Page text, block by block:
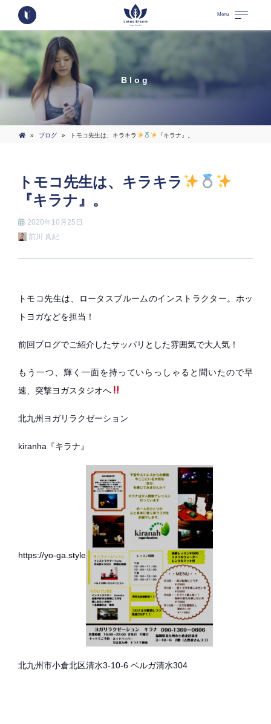
Menu
Blog
» ブログ » トモコ先生は、キラキラ 『キラナ』。
トモコ先生は、キラキラ
『キラナ』。
2020年10月25日
前川 真紀
トモコ先生は、ロータスブルームのインストラクター。ホッ
トヨガなどを担当！
前回ブログでご紹介したサッパリとした雰囲気で大人気！
もう一つ、輝く一面を持っていらっしゃると聞いたので早
速、突撃ヨガスタジオへ
北九州ヨガリラクゼーション
kiranha『キラナ』
https://yo-ga.style
北九州市小倉北区清水3-10-6 ベルガ清水304